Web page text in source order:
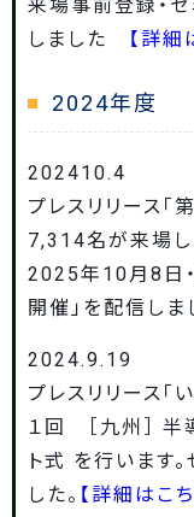
来場事前登録・
しました
【詳細
2024年度
202410.4
プレスリリース
7,314名が来場し
2025年10月8日
開催」を配信し
2024.9.19
プレスリリース
１回 ［九州］
ト式 を行います。
した。 【詳細はこち